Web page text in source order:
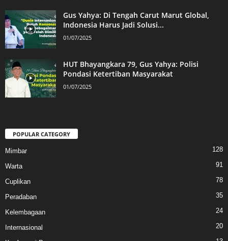
Gus Yahya: Di Tengah Carut Marut Global,
Indonesia Harus Jadi Solusi...
01/07/2025
HUT Bhayangkara 79, Gus Yahya: Polisi
Pondasi Ketertiban Masyarakat
01/07/2025
POPULAR CATEGORY
Mimbar 128
Warta 91
Cuplikan 78
Peradaban 35
Kelembagaan 24
Internasional 20